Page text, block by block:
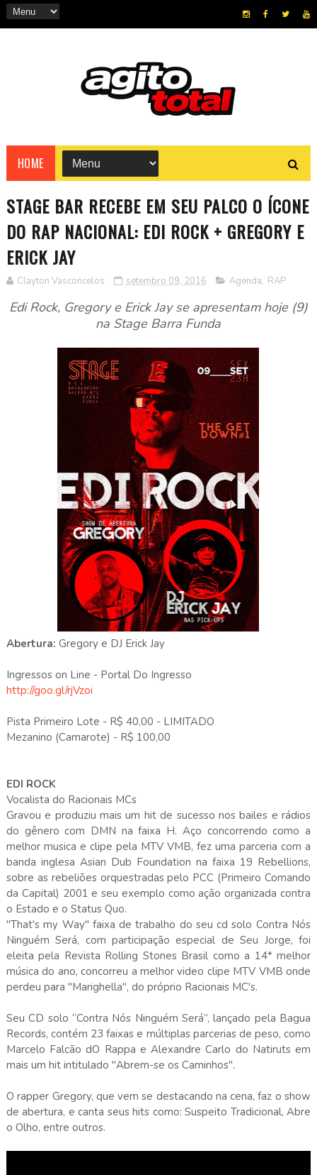
HOME
STAGE BAR RECEBE EM SEU PALCO O ÍCONE
DO RAP NACIONAL: EDI ROCK + GREGORY E
ERICK JAY
Clayton Vasconcelos setembro 09, 2016 Agenda, RAP
Edi Rock, Gregory e Erick Jay se apresentam hoje (9)
na Stage Barra Funda
Abertura: Gregory e DJ Erick Jay
Ingressos on Line - Portal Do Ingresso
http://goo.gl/rjVzoi
Pista Primeiro Lote - R$ 40,00 - LIMITADO
Mezanino (Camarote) - R$ 100,00
EDI ROCK
Vocalista do Racionais MCs
Gravou e produziu mais um hit de sucesso nos bailes e rádios
do gênero com DMN na faixa H. Aço concorrendo como a
melhor musica e clipe pela MTV VMB, fez uma parceria com a
banda inglesa Asian Dub Foundation na faixa 19 Rebellions,
sobre as rebeliões orquestradas pelo PCC (Primeiro Comando
da Capital) 2001 e seu exemplo como ação organizada contra
o Estado e o Status Quo.
"That's my Way" faixa de trabalho do seu cd solo Contra Nós
Ninguém Será, com participação especial de Seu Jorge, foi
eleita pela Revista Rolling Stones Brasil como a 14* melhor
música do ano, concorreu a melhor video clipe MTV VMB onde
perdeu para "Marighella", do próprio Racionais MC's.
Seu CD solo “Contra Nós Ninguém Será”, lançado pela Bagua
Records, contém 23 faixas e múltiplas parcerias de peso, como
Marcelo Falcão dO Rappa e Alexandre Carlo do Natiruts em
mais um hit intitulado "Abrem-se os Caminhos".
O rapper Gregory, que vem se destacando na cena, faz o show
de abertura, e canta seus hits como: Suspeito Tradicional, Abre
o Olho, entre outros.